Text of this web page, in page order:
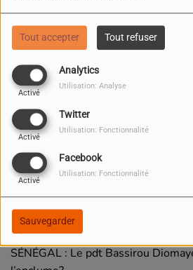
Tout accepter Tout refuser
Analytics
Activé
Utilisation: Analyse
Twitter
Activé
Utilisation: Fonctionnalité
Facebook
Activé
Utilisation: Fonctionnalité
Sauvegarder
05 JUIN 2026 - 239 VUES
Écouter le podcast
SÉNÉGAL : Le pdt Bassirou